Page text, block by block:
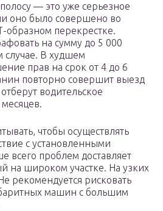
— это уже серьезное
оно было совершено во
образном перекрестке.
на сумму до 5 000
случае. В худшем
прав на срок от 4 до 6
повторно совершит выезд
водительское
чтобы осуществлять
с установленными
всего проблем доставляет
на широком участке. На узких
рекомендуется рисковать
машин с большим